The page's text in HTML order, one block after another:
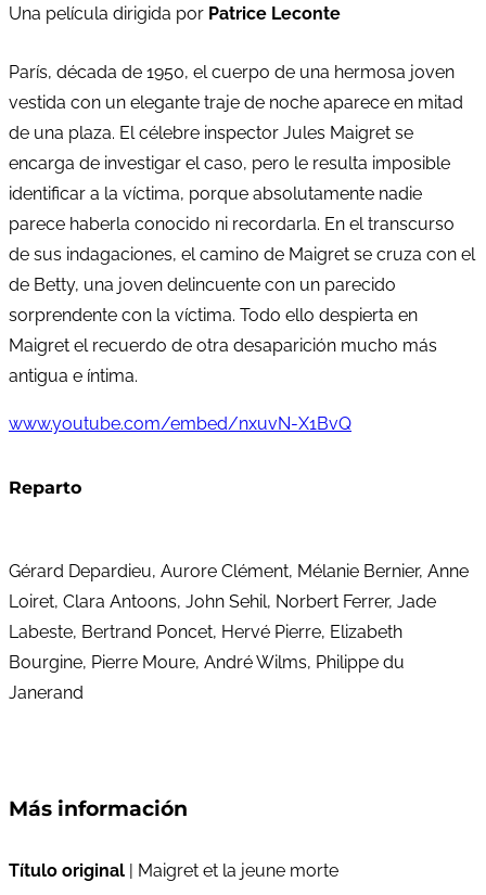
Una película dirigida por Patrice Leconte
París, década de 1950, el cuerpo de una hermosa joven
vestida con un elegante traje de noche aparece en mitad
de una plaza. El célebre inspector Jules Maigret se
encarga de investigar el caso, pero le resulta imposible
identificar a la víctima, porque absolutamente nadie
parece haberla conocido ni recordarla. En el transcurso
de sus indagaciones, el camino de Maigret se cruza con el
de Betty, una joven delincuente con un parecido
sorprendente con la víctima. Todo ello despierta en
Maigret el recuerdo de otra desaparición mucho más
antigua e íntima.
www.youtube.com/embed/nxuvN-X1BvQ
Reparto
Gérard Depardieu, Aurore Clément, Mélanie Bernier, Anne
Loiret, Clara Antoons, John Sehil, Norbert Ferrer, Jade
Labeste, Bertrand Poncet, Hervé Pierre, Elizabeth
Bourgine, Pierre Moure, André Wilms, Philippe du
Janerand
Más información
Título original | Maigret et la jeune morte